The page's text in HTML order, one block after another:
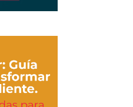
de
Restaurantes